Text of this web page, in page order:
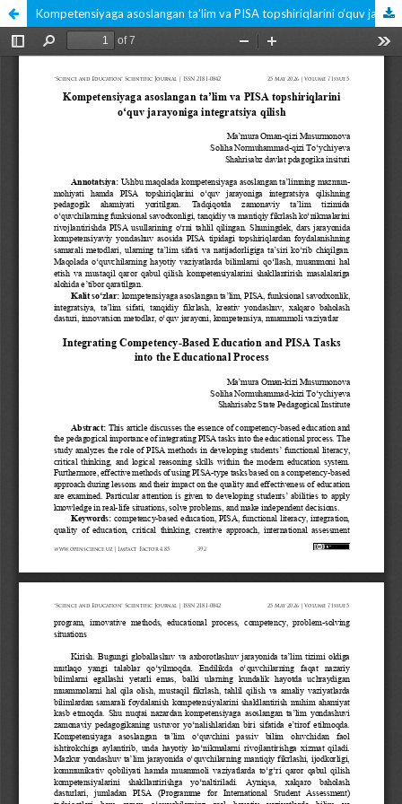
Kompetensiyaga asoslangan ta’lim va PISA topshiriqlarini o‘quv jarayoniga integratsiya qilish